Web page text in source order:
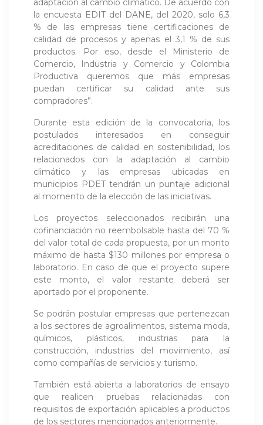
adaptación al cambio climático. De acuerdo con
la encuesta EDIT del DANE, del 2020, solo 6,3
% de las empresas tiene certificaciones de
calidad de procesos y apenas el 3,1 % de sus
productos. Por eso, desde el Ministerio de
Comercio, Industria y Comercio y Colombia
Productiva queremos que más empresas
puedan certificar su calidad ante sus
compradores”.
Durante esta edición de la convocatoria, los
postulados interesados en conseguir
acreditaciones de calidad en sostenibilidad, los
relacionados con la adaptación al cambio
climático y las empresas ubicadas en
municipios PDET tendrán un puntaje adicional
al momento de la elección de las iniciativas.
Los proyectos seleccionados recibirán una
cofinanciación no reembolsable hasta del 70 %
del valor total de cada propuesta, por un monto
máximo de hasta $130 millones por empresa o
laboratorio. En caso de que el proyecto supere
este monto, el valor restante deberá ser
aportado por el proponente.
Se podrán postular empresas que pertenezcan
a los sectores de agroalimentos, sistema moda,
químicos, plásticos, industrias para la
construcción, industrias del movimiento, así
como compañías de servicios y turismo.
También está abierta a laboratorios de ensayo
que realicen pruebas relacionadas con
requisitos de exportación aplicables a productos
de los sectores mencionados anteriormente.